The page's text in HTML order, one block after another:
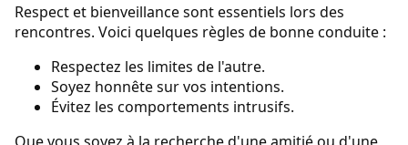
Respect et bienveillance sont essentiels lors des
rencontres. Voici quelques règles de bonne conduite :
Respectez les limites de l'autre.
Soyez honnête sur vos intentions.
Évitez les comportements intrusifs.